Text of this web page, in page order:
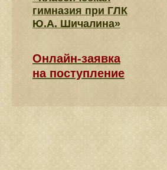
гимназия при ГЛК
Ю.А. Шичалина»
Онлайн-заявка
на поступление